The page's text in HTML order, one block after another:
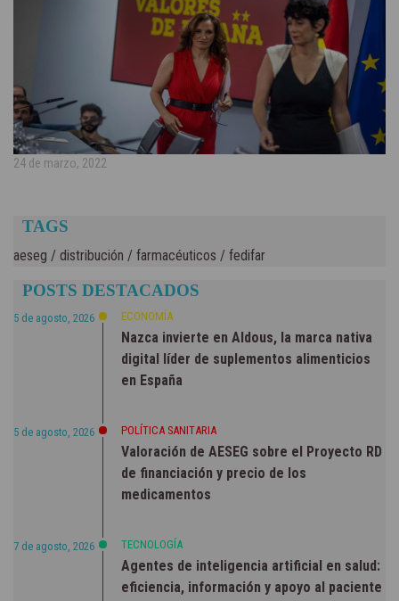
24 de marzo, 2022
TAGS
aeseg / distribución / farmacéuticos / fedifar
POSTS DESTACADOS
5 de agosto, 2026 ECONOMÍA
Nazca invierte en Aldous, la marca nativa
digital líder de suplementos alimenticios
en España
5 de agosto, 2026 POLÍTICA SANITARIA
Valoración de AESEG sobre el Proyecto RD
de financiación y precio de los
medicamentos
7 de agosto, 2026 TECNOLOGÍA
Agentes de inteligencia artificial en salud:
eficiencia, información y apoyo al paciente